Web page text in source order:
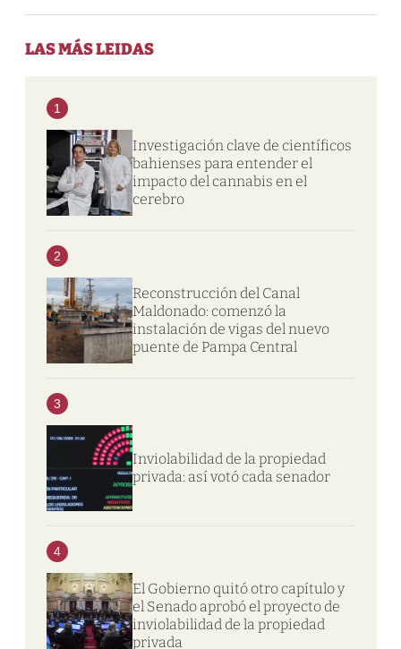
LAS MÁS LEIDAS
1
Investigación clave de científicos
bahienses para entender el
impacto del cannabis en el
cerebro
2
Reconstrucción del Canal
Maldonado: comenzó la
instalación de vigas del nuevo
puente de Pampa Central
3
Inviolabilidad de la propiedad
privada: así votó cada senador
4
El Gobierno quitó otro capítulo y
el Senado aprobó el proyecto de
inviolabilidad de la propiedad
privada